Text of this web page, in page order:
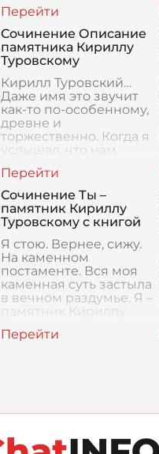
восточнославянской
культуры. Его вклад в
развитие ц
Сочинение Описание
памятника Кириллу
Туровскому
Кирилл Туровский…
Даже имя это звучит
как-то по-особенному,
древне и
торжественно. Когда я
услышал, что нам
сочинение о
памятнике ему, я сразу
полез в интернет. Мне
Сочинение Ты –
памятник Кириллу
Туровскому с книгой
Я стою. Вернее, сижу.
На каменном
постаменте. Вся моя
каменная суть застыла
в вечном раздумье. Я –
памятник Кириллу
моих – книга.